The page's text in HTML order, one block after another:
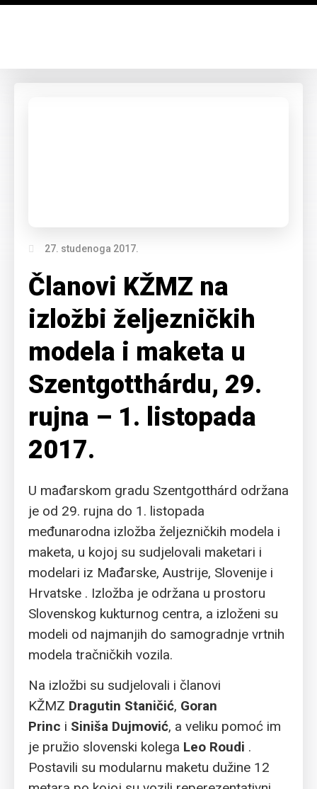
27. studenoga 2017.
Članovi KŽMZ na
izložbi željezničkih
modela i maketa u
Szentgotthárdu, 29.
rujna – 1. listopada
2017.
U mađarskom gradu Szentgotthárd održana
je od 29. rujna do 1. listopada
međunarodna izložba željezničkih modela i
maketa, u kojoj su sudjelovali maketari i
modelari iz Mađarske, Austrije, Slovenije i
Hrvatske . Izložba je održana u prostoru
Slovenskog kukturnog centra, a izloženi su
modeli od najmanjih do samogradnje vrtnih
modela tračničkih vozila.
Na izložbi su sudjelovali i članovi
KŽMZ Dragutin Staničić, Goran
Princ i Siniša Dujmović, a veliku pomoć im
je pružio slovenski kolega Leo Roudi .
Postavili su modularnu maketu dužine 12